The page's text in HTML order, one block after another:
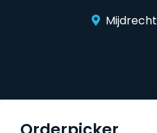
Mijdrecht